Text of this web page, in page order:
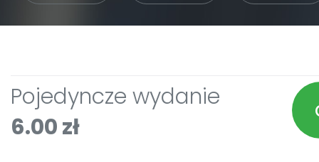
Pojedyncze wydanie
6.00 zł